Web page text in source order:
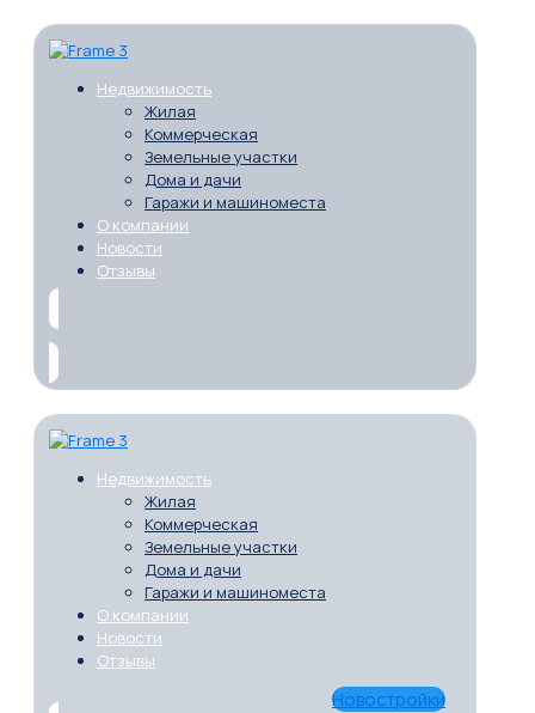
Недвижимость
Жилая
Коммерческая
Земельные участки
Дома и дачи
Гаражи и машиноместа
О компании
Новости
Отзывы
Недвижимость
Жилая
Коммерческая
Земельные участки
Дома и дачи
Гаражи и машиноместа
О компании
Новости
Отзывы
Новостройки